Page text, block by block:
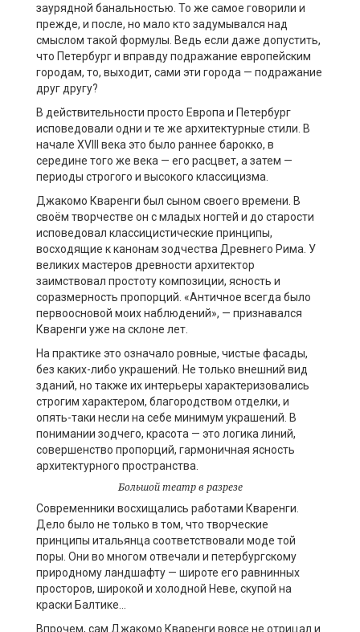
заурядной банальностью. То же самое говорили и
прежде, и после, но мало кто задумывался над
смыслом такой формулы. Ведь если даже допустить,
что Петербург и вправду подражание европейским
городам, то, выходит, сами эти города — подражание
друг другу?
В действительности просто Европа и Петербург
исповедовали одни и те же архитектурные стили. В
начале XVIII века это было раннее барокко, в
середине того же века — его расцвет, а затем —
периоды строгого и высокого классицизма.
Джакомо Кваренги был сыном своего времени. В
своём творчестве он с младых ногтей и до старости
исповедовал классицистические принципы,
восходящие к канонам зодчества Древнего Рима. У
великих мастеров древности архитектор
заимствовал простоту композиции, ясность и
соразмерность пропорций. «Античное всегда было
первоосновой моих наблюдений», — признавался
Кваренги уже на склоне лет.
На практике это означало ровные, чистые фасады,
без каких-либо украшений. Не только внешний вид
зданий, но также их интерьеры характеризовались
строгим характером, благородством отделки, и
опять-таки несли на себе минимум украшений. В
понимании зодчего, красота — это логика линий,
совершенство пропорций, гармоничная ясность
архитектурного пространства.
Большой театр в разрезе
Современники восхищались работами Кваренги.
Дело было не только в том, что творческие
принципы итальянца соответствовали моде той
поры. Они во многом отвечали и петербургскому
природному ландшафту — широте его равнинных
просторов, широкой и холодной Неве, скупой на
краски Балтике…
Впрочем, сам Джакомо Кваренги вовсе не отрицал и